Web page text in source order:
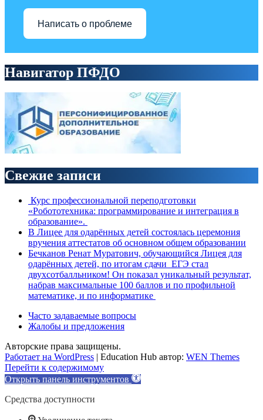
Написать о проблеме
Навигатор ПФДО
Свежие записи
Курс профессиональной переподготовки
«Робототехника: программирование и интеграция в
образование».
В Лицее для одарённых детей состоялась церемония
вручения аттестатов об основном общем образовании
Бечканов Ренат Муратович, обучающийся Лицея для
одарённых детей, по итогам сдачи ЕГЭ стал
двухсотбалльником! Он показал уникальный результат,
набрав максимальные 100 баллов и по профильной
математике, и по информатике
Часто задаваемые вопросы
Жалобы и предложения
Авторские права защищены.
Работает на WordPress | Education Hub автор: WEN Themes
Перейти к содержимому
Открыть панель инструментов
Средства доступности